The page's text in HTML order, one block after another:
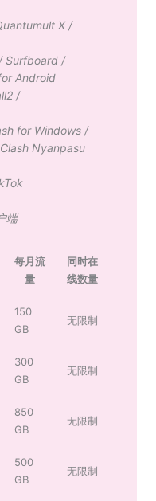
X/
Surfboard/
Android
/
for Windows/
Clash Nyanpasu
端
每月流
量
同时在
线数量
150
GB
无限制
300
GB
无限制
850
GB
无限制
500
GB
无限制